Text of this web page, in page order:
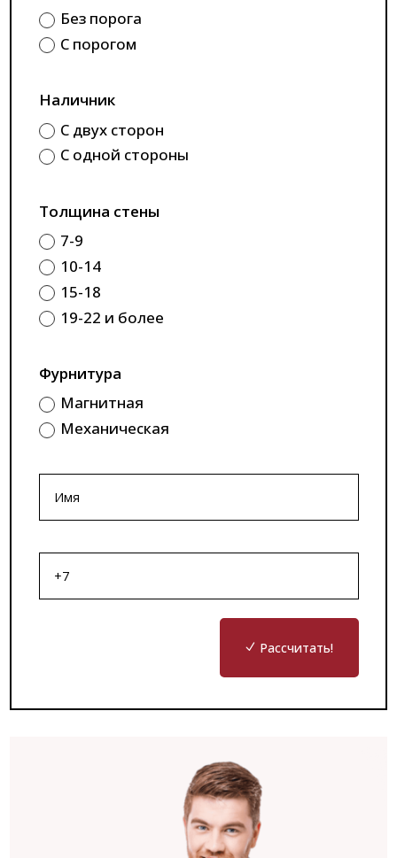
Без порога
С порогом
Наличник
С двух сторон
С одной стороны
Толщина стены
7-9
10-14
15-18
19-22 и более
Фурнитура
Магнитная
Механическая
Рассчитать!